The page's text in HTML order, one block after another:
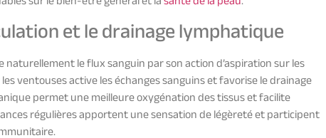
et le drainage lymphatique
le flux sanguin par son action d’aspiration sur les
ventouses active les échanges sanguins et favorise le drainage
permet une meilleure oxygénation des tissus et facilite
régulières apportent une sensation de légèreté et participent